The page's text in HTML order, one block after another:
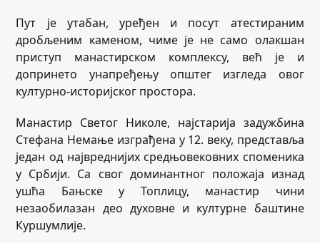
Пут је утабан, уређен и посут атестираним
дробљеним каменом, чиме је не само олакшан
приступ манастирском комплексу, већ је и
допринето унапређењу општег изгледа овог
културно-историјског простора.
Манастир Светог Николе, најстарија задужбина
Стефана Немање изграђена у 12. веку, представља
један од највреднијих средњовековних споменика
у Србији. Са свог доминантног положаја изнад
ушћа Бањске у Топлицу, манастир чини
незаобилазан део духовне и културне баштине
Куршумлије.